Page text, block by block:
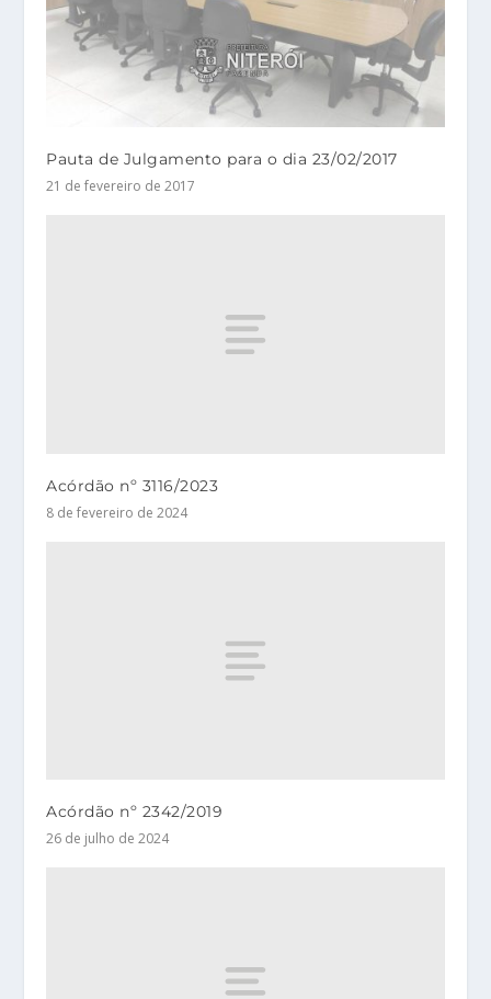
Pauta de Julgamento para o dia 23/02/2017
21 de fevereiro de 2017
Acórdão nº 3116/2023
8 de fevereiro de 2024
Acórdão nº 2342/2019
26 de julho de 2024